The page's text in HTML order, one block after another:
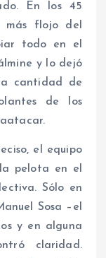
En los 45
más flojo del
todo en el
y lo dejó
cantidad de
de los
el equipo
pelota en el
Sólo en
Sosa –el
y en alguna
claridad.